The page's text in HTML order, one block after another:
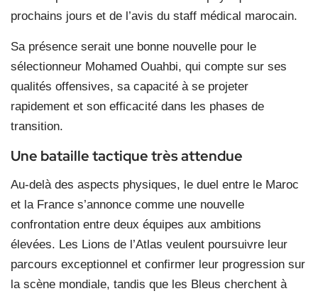
prochains jours et de l’avis du staff médical marocain.
Sa présence serait une bonne nouvelle pour le
sélectionneur Mohamed Ouahbi, qui compte sur ses
qualités offensives, sa capacité à se projeter
rapidement et son efficacité dans les phases de
transition.
Une bataille tactique très attendue
Au-delà des aspects physiques, le duel entre le Maroc
et la France s’annonce comme une nouvelle
confrontation entre deux équipes aux ambitions
élevées. Les Lions de l’Atlas veulent poursuivre leur
parcours exceptionnel et confirmer leur progression sur
la scène mondiale, tandis que les Bleus cherchent à